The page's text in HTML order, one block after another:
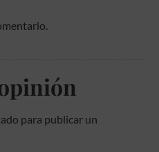
para publicar un